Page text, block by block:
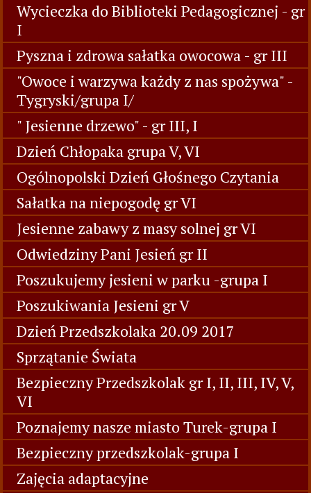
Wycieczka do Biblioteki Pedagogicznej - gr
I
Pyszna i zdrowa sałatka owocowa - gr III
"Owoce i warzywa każdy z nas spożywa" -
Tygryski/grupa I/
" Jesienne drzewo" - gr III, I
Dzień Chłopaka grupa V, VI
Ogólnopolski Dzień Głośnego Czytania
Sałatka na niepogodę gr VI
Jesienne zabawy z masy solnej gr VI
Odwiedziny Pani Jesień gr II
Poszukujemy jesieni w parku -grupa I
Poszukiwania Jesieni gr V
Dzień Przedszkolaka 20.09 2017
Sprzątanie Świata
Bezpieczny Przedszkolak gr I, II, III, IV, V,
VI
Poznajemy nasze miasto Turek-grupa I
Bezpieczny przedszkolak-grupa I
Zajęcia adaptacyjne